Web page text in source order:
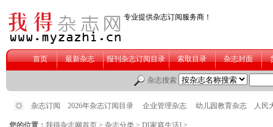
您的位置： 我得杂志网首页 > 杂志分类 > D[家庭生活] >